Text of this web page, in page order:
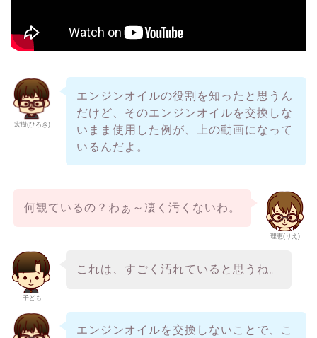
宏樹(ひろき)
エンジンオイルの役割を知ったと思うん
だけど、そのエンジンオイルを交換しな
いまま使用した例が、上の動画になって
いるんだよ。
理恵(りえ)
何観ているの？わぁ～凄く汚くないわ。
子ども
これは、すごく汚れていると思うね。
エンジンオイルを交換しないことで、こ